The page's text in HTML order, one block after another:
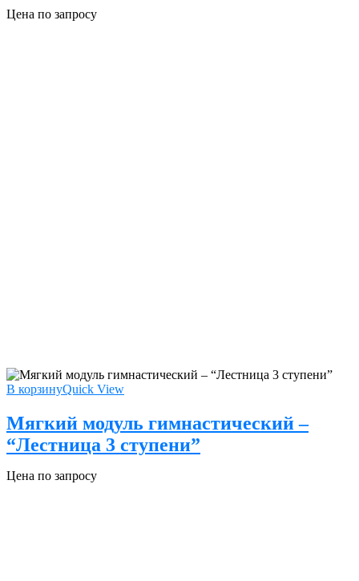
Цена по запросу
В корзинуQuick View
Мягкий модуль гимнастический –
“Лестница 3 ступени”
Цена по запросу